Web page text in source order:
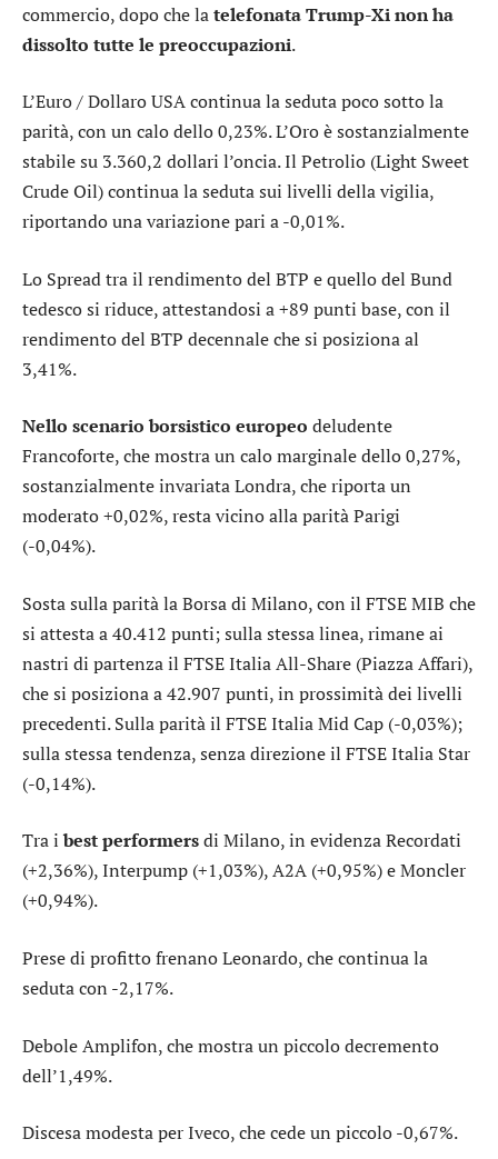
commercio, dopo che latelefonata Trump-Xi non ha
dissolto tutte le preoccupazioni.
L’Euro / Dollaro USAcontinua la seduta poco sotto la
parità, con un calo dello 0,23%. L’Oroè sostanzialmente
stabile su 3.360,2 dollari l’oncia. Il Petrolio (Light Sweet
Crude Oil) continua la seduta sui livelli della vigilia,
riportando una variazione pari a -0,01%.
Lo Spreadtra il rendimento del BTP e quello del Bund
tedesco si riduce, attestandosi a +89 punti base, con il
rendimento del BTP decennale che si posiziona al
3,41%.
Nello scenario borsistico europeo deludente
Francoforte, che mostra un calo marginale dello 0,27%,
sostanzialmente invariataLondra, che riporta un
moderato +0,02%, resta vicino alla paritàParigi
(-0,04%).
Sosta sulla parità la Borsa di Milano, con il FTSE MIB che
si attesta a 40.412 punti; sulla stessa linea, rimane ai
nastri di partenza il FTSE Italia All-Share (Piazza Affari),
che si posiziona a 42.907 punti, in prossimità dei livelli
precedenti. Sulla parità il FTSE Italia Mid Cap (-0,03%);
sulla stessa tendenza, senza direzione il FTSE Italia Star
(-0,14%).
Tra ibest performersdi Milano, in evidenzaRecordati
(+2,36%),Interpump (+1,03%),A2A (+0,95%) eMoncler
(+0,94%).
Prese di profitto frenanoLeonardo, che continua la
seduta con -2,17%.
DeboleAmplifon, che mostra un piccolo decremento
dell’1,49%.
Discesa modesta perIveco, che cede un piccolo -0,67%.